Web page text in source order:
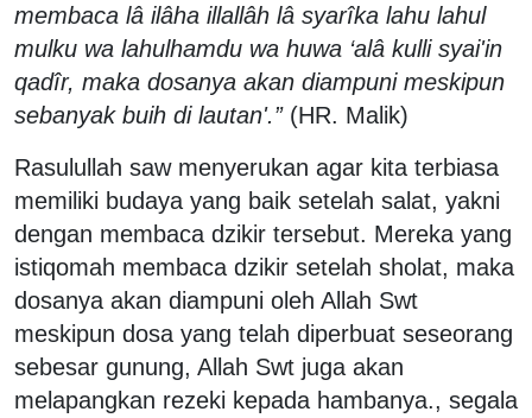
membaca lâ ilâha illallâh lâ syarîka lahu lahul
mulku wa lahulhamdu wa huwa ‘alâ kulli syai'in
qadîr, maka dosanya akan diampuni meskipun
sebanyak buih di lautan'.” (HR. Malik)
Rasulullah saw menyerukan agar kita terbiasa
memiliki budaya yang baik setelah salat, yakni
dengan membaca dzikir tersebut. Mereka yang
istiqomah membaca dzikir setelah sholat, maka
dosanya akan diampuni oleh Allah Swt
meskipun dosa yang telah diperbuat seseorang
sebesar gunung, Allah Swt juga akan
melapangkan rezeki kepada hambanya., segala